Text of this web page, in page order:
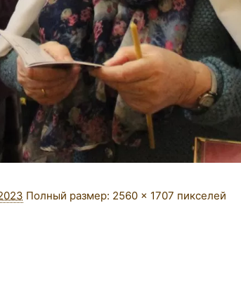
Полный размер: 2560 × 1707 пикселей